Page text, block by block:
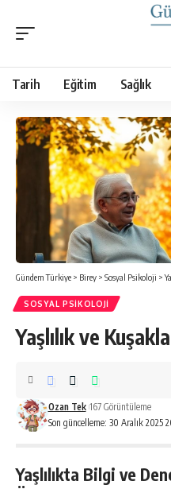
Tarih Eğitim Sağlık
Gündem Türkiye > Birey > Sosyal Psikoloji >
SOSYAL PSIKOLOJI
Yaşlılık ve
Son güncelleme: 30 Aralık 2025
Ozan Tek 167 Görüntüleme
Yaşlılıkta Bilgi ve